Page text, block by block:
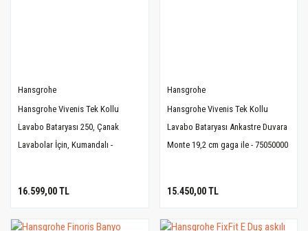
Hansgrohe
Hansgrohe Vivenis Tek Kollu
Lavabo Bataryası 250, Çanak
Lavabolar İçin, Kumandalı -
16.599,00 TL
Hansgrohe
Hansgrohe Vivenis Tek Kollu
Lavabo Bataryası Ankastre Duvara
Monte 19,2 cm gaga ile - 75050000
15.450,00 TL